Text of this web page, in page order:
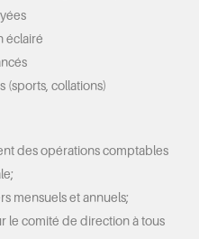
éclairé
(sports, collations)
des opérations comptables
mensuels et annuels;
le comité de direction à tous